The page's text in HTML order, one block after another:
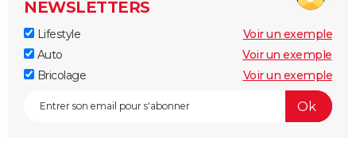
NEWSLETTERS
Lifestyle
Voir un exemple
Auto
Voir un exemple
Bricolage
Voir un exemple